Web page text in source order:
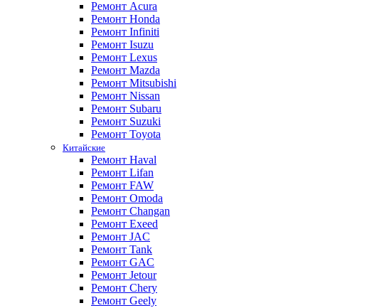
Ремонт Acura
Ремонт Honda
Ремонт Infiniti
Ремонт Isuzu
Ремонт Lexus
Ремонт Mazda
Ремонт Mitsubishi
Ремонт Nissan
Ремонт Subaru
Ремонт Suzuki
Ремонт Toyota
Китайские
Ремонт Haval
Ремонт Lifan
Ремонт FAW
Ремонт Omoda
Ремонт Changan
Ремонт Exeed
Ремонт JAC
Ремонт Tank
Ремонт GAC
Ремонт Jetour
Ремонт Chery
Ремонт Geely